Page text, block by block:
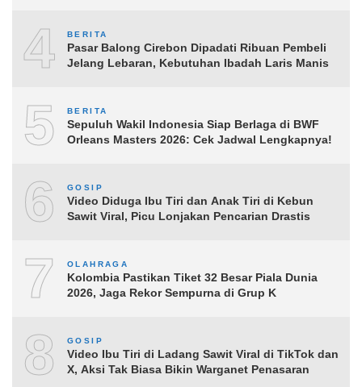
4 BERITA
Pasar Balong Cirebon Dipadati Ribuan Pembeli
Jelang Lebaran, Kebutuhan Ibadah Laris Manis
5 BERITA
Sepuluh Wakil Indonesia Siap Berlaga di BWF
Orleans Masters 2026: Cek Jadwal Lengkapnya!
6 GOSIP
Video Diduga Ibu Tiri dan Anak Tiri di Kebun
Sawit Viral, Picu Lonjakan Pencarian Drastis
7 OLAHRAGA
Kolombia Pastikan Tiket 32 Besar Piala Dunia
2026, Jaga Rekor Sempurna di Grup K
8 GOSIP
Video Ibu Tiri di Ladang Sawit Viral di TikTok dan
X, Aksi Tak Biasa Bikin Warganet Penasaran